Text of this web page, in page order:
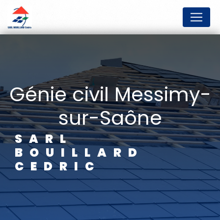
génie civil Messimy-
sur-Saône
SARL
BOUILLARD
CEDRIC
Panneau de gestion des cookies